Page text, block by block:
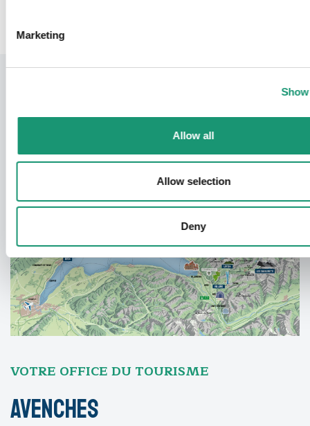
Marketing
Allow all
Allow selection
Deny
VOTRE OFFICE DU TOURISME
Avenches